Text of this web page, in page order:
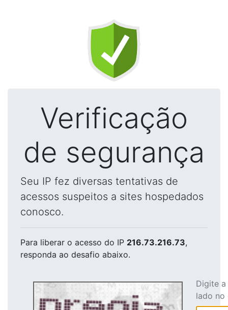
Verificação
de segurança
Seu IP fez diversas tentativas de
acessos suspeitos a sites hospedados
conosco.
Para liberar o acesso do IP 216.73.216.73,
responda ao desafio abaixo.
Digite
lado no